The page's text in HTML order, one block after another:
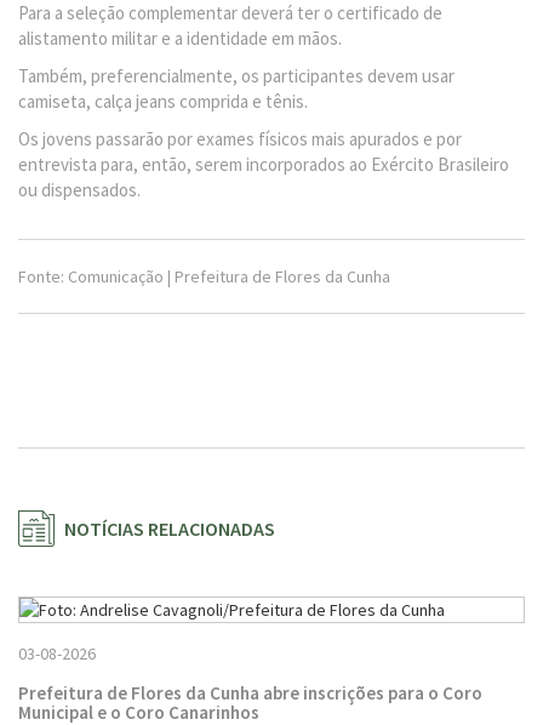
Para a seleção complementar deverá ter o certificado de
alistamento militar e a identidade em mãos.
Também, preferencialmente, os participantes devem usar
camiseta, calça jeans comprida e tênis.
Os jovens passarão por exames físicos mais apurados e por
entrevista para, então, serem incorporados ao Exército Brasileiro
ou dispensados.
Fonte: Comunicação | Prefeitura de Flores da Cunha
NOTÍCIAS RELACIONADAS
03-08-2026
Prefeitura de Flores da Cunha abre inscrições para o Coro
Municipal e o Coro Canarinhos